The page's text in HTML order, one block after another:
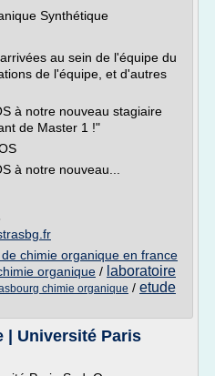
Synthétique
au sein de l'équipe du
de l'équipe, et d'autres
à notre nouveau stagiaire
de Master 1 !"
à notre nouveau...
chimie organique en france
organique / laboratoire
chimie organique / etude
| Université Paris